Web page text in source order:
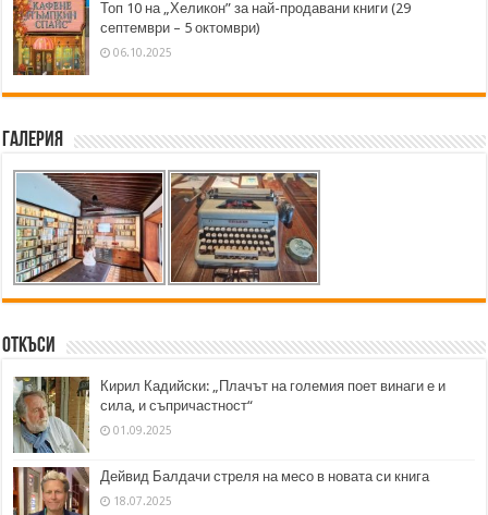
Топ 10 на „Хеликон” за най-продавани книги (29
септември – 5 октомври)
06.10.2025
Галерия
Откъси
Кирил Кадийски: „Плачът на големия поет винаги е и
сила, и съпричастност“
01.09.2025
Дейвид Балдачи стреля на месо в новата си книга
18.07.2025